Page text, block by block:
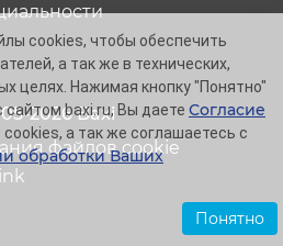
2026 Baxi
файлов cookie
cookies, чтобы обеспечить
а так же в технических,
целях. Нажимая кнопку "Понятно"
baxi.ru, Вы даете Согласие
а так же соглашаетесь с
обработки Ваших
Понятно